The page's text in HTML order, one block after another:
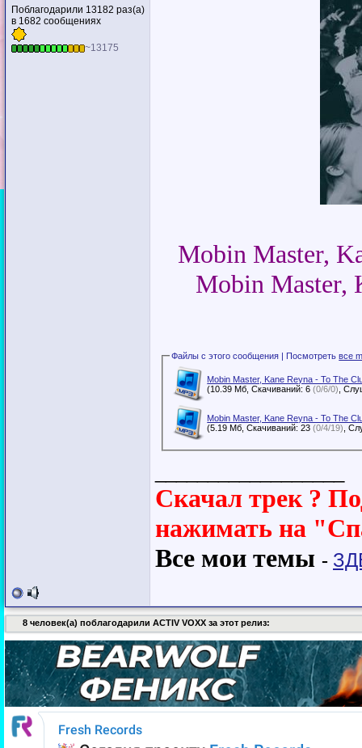
Поблагодарили 13182 раз(а)
в 1682 сообщениях
~13175
Mobin Master,
Mobin Master,
Файлы с этого сообщения | Посмотретьвсе
Mobin Master, Kane Reyna - To The
(10.39 Мб, Скачиваний: 6(0/6/0)
Mobin Master, Kane Reyna - To The
(5.19 Мб, Скачиваний: 23(0/4/19)
Скачал трек ?
нажимать на
Все мои темы -
8 человек(а) поблагодарили ACTIV VOXX за этот релиз: